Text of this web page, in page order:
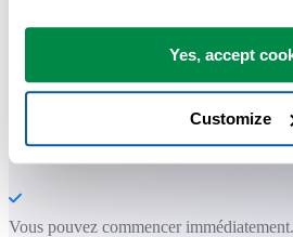
Yes, accept
Customize
Gagnez du temps dans
simplement.
ASAP Utilities vous aide à gagner du
qu'Excel seul ne permet pas.
Vous pouvez commencer